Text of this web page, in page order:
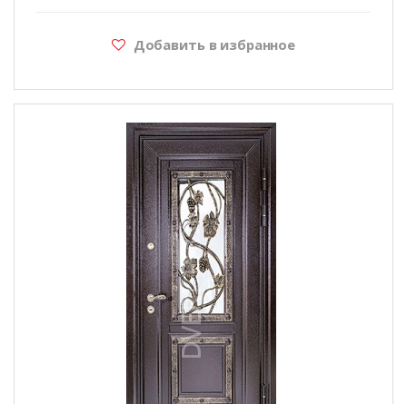
Добавить в избранное